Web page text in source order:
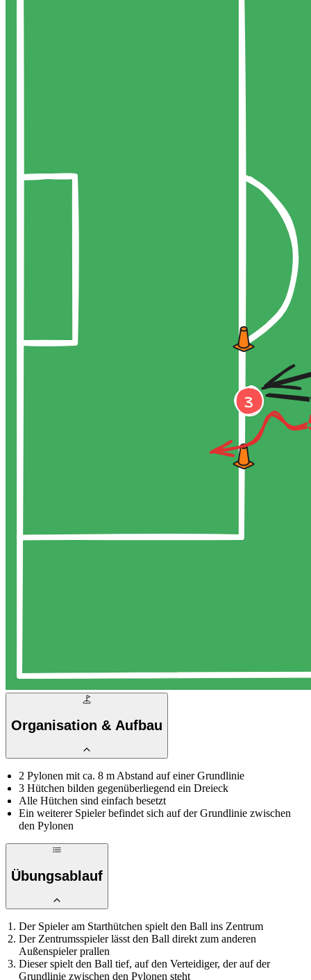
Organisation & Aufbau
2 Pylonen mit ca. 8 m Abstand auf einer Grundlinie
3 Hütchen bilden gegenüberliegend ein Dreieck
Alle Hütchen sind einfach besetzt
Ein weiterer Spieler befindet sich auf der Grundlinie zwischen
den Pylonen
Übungsablauf
Der Spieler am Starthütchen spielt den Ball ins Zentrum
Der Zentrumsspieler lässt den Ball direkt zum anderen
Außenspieler prallen
Dieser spielt den Ball tief, auf den Verteidiger, der auf der
Grundlinie zwischen den Pylonen steht